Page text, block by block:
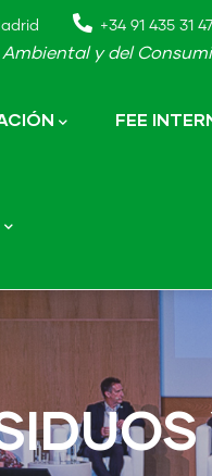
+34 91 435 31 47
y del
FEE